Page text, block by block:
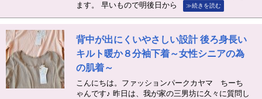
ます。 早いもので明後日から
≫続きを読む
背中が出にくいやさしい設計 後ろ身長い
キルト暖か８分袖下着～女性シニアの為
の肌着～
こんにちは。ファッションパークカヤマ ちーち
ゃんです♪ 昨日は、我が家の三男坊に久々に質問し